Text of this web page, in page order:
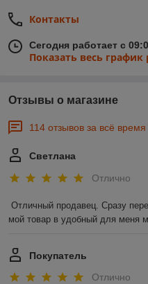
Контакты
Сегодня работает с
Показать весь график
Отзывы о магазине
114 отзывов за всё время
Светлана
Отлично
Отличный продавец. Сразу
мой товар в удобный для меня
Покупатель
Отлично